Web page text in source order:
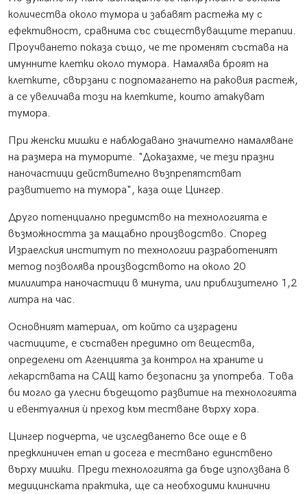
количества около тумора и забавят растежа му с
ефективност, сравнима със съществуващите терапии.
Проучването показа също, че те променят състава на
имунните клетки около тумора. Намалява броят на
клетките, свързани с подпомагането на раковия растеж,
а се увеличава този на клетките, които атакуват
тумора.
При женски мишки е наблюдавано значително намаляване
на размера на туморите. "Доказахме, че тези празни
наночастици действително възпрепятстват
развитието на тумора", каза още Цингер.
Друго потенциално предимство на технологията е
възможността за мащабно производство. Според
Израелския институт по технологии разработеният
метод позволява производството на около 20
милилитра наночастици в минута, или приблизително 1,2
литра на час.
Основният материал, от който са изградени
частиците, е съставен предимно от вещества,
определени от Агенцията за контрол на храните и
лекарствата на САЩ като безопасни за употреба. Това
би могло да улесни бъдещото развитие на технологията
и евентуалния ѝ преход към тестване върху хора.
Цингер подчерта, че изследването все още е в
предклиничен етап и досега е тествано единствено
върху мишки. Преди технологията да бъде използвана в
медицинската практика, ще са необходими клинични